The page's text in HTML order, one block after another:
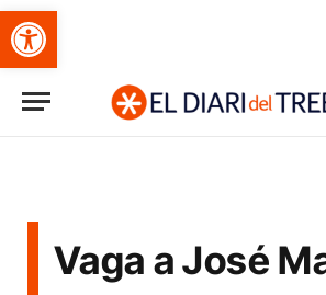
Obre la barra d'eines
Vaga a José